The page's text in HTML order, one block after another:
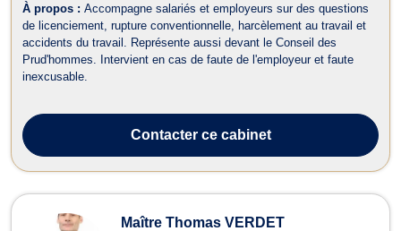
À propos : Accompagne salariés et employeurs sur des questions
de licenciement, rupture conventionnelle, harcèlement au travail et
accidents du travail. Représente aussi devant le Conseil des
Prud'hommes. Intervient en cas de faute de l'employeur et faute
inexcusable.
Contacterce cabinet
Maître Thomas VERDET